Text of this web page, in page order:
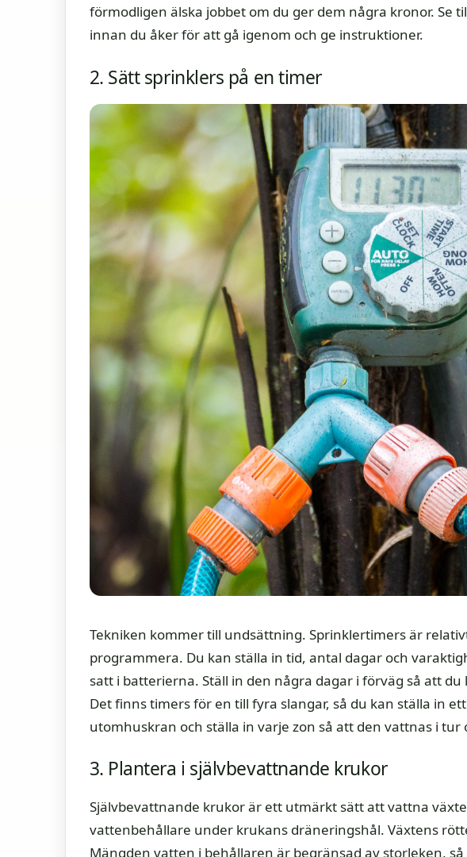
förmodligen älska jobbet om du ger dem några kronor. Se
innan du åker för att gå igenom och ge instruktioner.
2. Sätt sprinklers på en timer
Tekniken kommer till undsättning. Sprinklertimers är
programmera. Du kan ställa in tid, antal dagar och
satt i batterierna. Ställ in den några dagar i förväg så att
Det finns timers för en till fyra slangar, så du kan ställa in
utomhuskran och ställa in varje zon så att den vattnas i tur
3. Plantera i självbevattnande krukor
Självbevattnande krukor är ett utmärkt sätt att vattna
vattenbehållare under krukans dräneringshål. Växtens
Mängden vatten i behållaren är begränsad av storleken,